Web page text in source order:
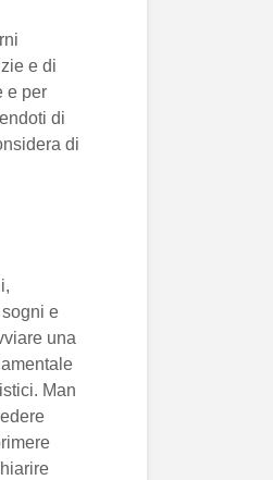
e di
e per
di
di
e
una
Man